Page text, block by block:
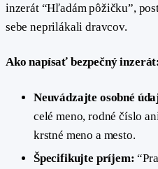
inzerát “Hľadám pôžičku”,
sebe neprilákali dravcov.
Ako napísať bezpečný
Neuvádzajte osobné
celé meno, rodné číslo
krstné meno a mesto.
Špecifikujte príjem: